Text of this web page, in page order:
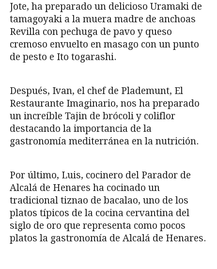
Jote, ha preparado un delicioso Uramaki de
tamagoyaki a la muera madre de anchoas
Revilla con pechuga de pavo y queso
cremoso envuelto en masago con un punto
de pesto e Ito togarashi.
Después, Ivan, el chef de Plademunt, El
Restaurante Imaginario, nos ha preparado
un increíble Tajin de brócoli y coliflor
destacando la importancia de la
gastronomía mediterránea en la nutrición.
Por último, Luis, cocinero del Parador de
Alcalá de Henares ha cocinado un
tradicional tiznao de bacalao, uno de los
platos típicos de la cocina cervantina del
siglo de oro que representa como pocos
platos la gastronomía de Alcalá de Henares.